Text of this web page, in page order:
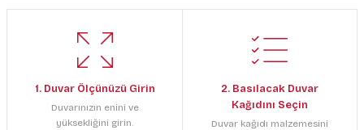
1. Duvar Ölçünüzü Girin
Duvarınızın enini ve
yüksekliğini girin.
2. Basılacak Duvar
Kağıdını Seçin
Duvar kağıdı malzemesini